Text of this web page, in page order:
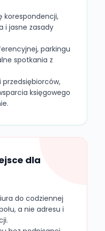
korespondencji,
i jasne zasady
parkingu
spotkania z
przedsiębiorców,
księgowego
dla
do codziennej
a nie adresu i